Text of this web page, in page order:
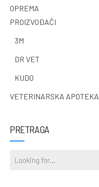
OPREMA
PROIZVOĐAČI
3M
DR VET
KUDO
VETERINARSKA APOTEKA
PRETRAGA